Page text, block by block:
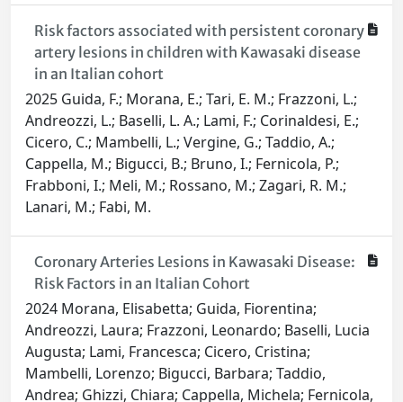
Risk factors associated with persistent coronary
artery lesions in children with Kawasaki disease
in an Italian cohort
2025 Guida, F.; Morana, E.; Tari, E. M.; Frazzoni, L.;
Andreozzi, L.; Baselli, L. A.; Lami, F.; Corinaldesi, E.;
Cicero, C.; Mambelli, L.; Vergine, G.; Taddio, A.;
Cappella, M.; Bigucci, B.; Bruno, I.; Fernicola, P.;
Frabboni, I.; Meli, M.; Rossano, M.; Zagari, R. M.;
Lanari, M.; Fabi, M.
Coronary Arteries Lesions in Kawasaki Disease:
Risk Factors in an Italian Cohort
2024 Morana, Elisabetta; Guida, Fiorentina;
Andreozzi, Laura; Frazzoni, Leonardo; Baselli, Lucia
Augusta; Lami, Francesca; Cicero, Cristina;
Mambelli, Lorenzo; Bigucci, Barbara; Taddio,
Andrea; Ghizzi, Chiara; Cappella, Michela; Fernicola,